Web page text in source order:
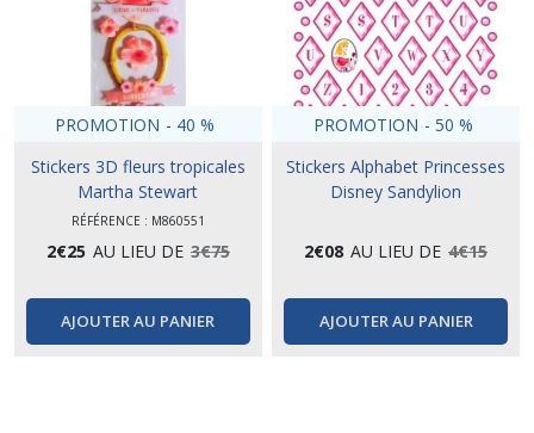
PROMOTION - 40 %
Stickers 3D fleurs tropicales
Martha Stewart
RÉFÉRENCE : M860551
2€25 AU LIEU DE 3€75
AJOUTER AU PANIER
PROMOTION - 50 %
Stickers Alphabet Princesses
Disney Sandylion
2€08 AU LIEU DE 4€15
AJOUTER AU PANIER